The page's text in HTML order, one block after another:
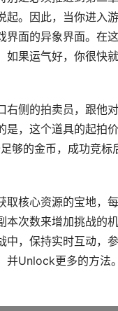
。因此，当你进入
面的异象界面。在
果运气好，你很快就
侧的拍卖员，跟他对
，这个道具的起拍
够的金币，成功竞标
核心资源的宝地，
次数来增加挑战的
，保持实时互动，
Unlock更多的方法。